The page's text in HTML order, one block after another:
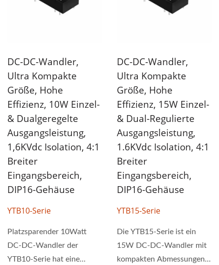
DC-DC-Wandler,
Ultra Kompakte
Größe, Hohe
Effizienz, 10W Einzel-
& Dualgeregelte
Ausgangsleistung,
1,6KVdc Isolation, 4:1
Breiter
Eingangsbereich,
DIP16-Gehäuse
YTB10-Serie
Platzsparender 10Watt
DC-DC-Wandler der
YTB10-Serie hat eine
DC-DC-Wandler,
Ultra Kompakte
Größe, Hohe
Effizienz, 15W Einzel-
& Dual-Regulierte
Ausgangsleistung,
1.6KVdc Isolation, 4:1
Breiter
Eingangsbereich,
DIP16-Gehäuse
YTB15-Serie
Die YTB15-Serie ist ein
15W DC-DC-Wandler mit
kompakten Abmessungen